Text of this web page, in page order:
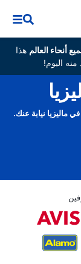
هذا
ماليزيا نيابة عنك.